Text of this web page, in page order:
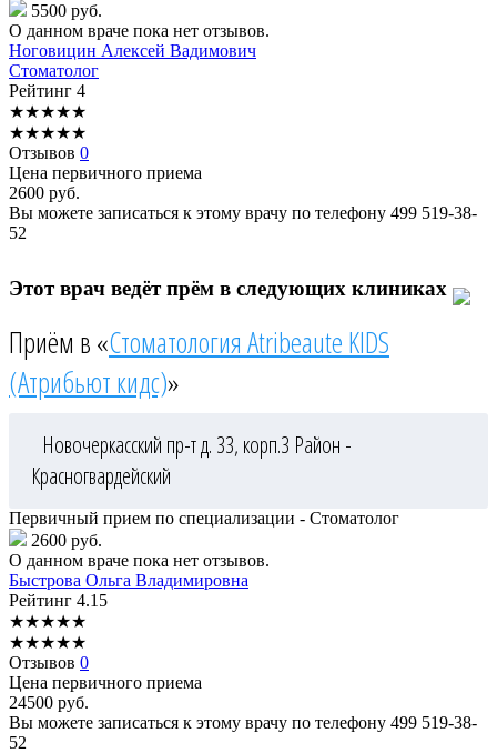
5500 руб.
О данном враче пока нет отзывов.
Ноговицин Алексей Вадимович
Стоматолог
Рейтинг 4
★★★★★
★★★★★
Отзывов 0
Цена первичного приема
2600 руб.
Вы можете записаться к этому врачу по телефону 499 519-38-
52
Этот врач ведёт прём в следующих клиниках
Приём в «Стоматология Atribeaute KIDS
(Атрибьют кидс)»
Новочеркасский пр-т д. 33, корп.3 Район -
Красногвардейский
Первичный прием по специализации - Стоматолог
2600 руб.
О данном враче пока нет отзывов.
Быстрова Ольга Владимировна
Рейтинг 4.15
★★★★★
★★★★★
Отзывов 0
Цена первичного приема
24500 руб.
Вы можете записаться к этому врачу по телефону 499 519-38-
52